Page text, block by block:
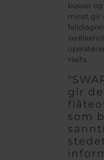
busser
minst gir
Haifa.
gir
som